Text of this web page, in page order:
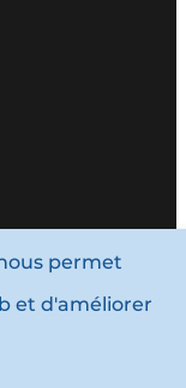
permet
et d'améliorer